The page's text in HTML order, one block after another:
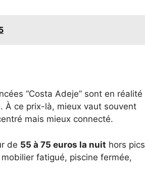
“Costa Adeje” sont en réalité
À ce prix-là, mieux vaut souvent
mais mieux connecté.
de 55 à 75 euros la nuit hors pics
fatigué, piscine fermée,